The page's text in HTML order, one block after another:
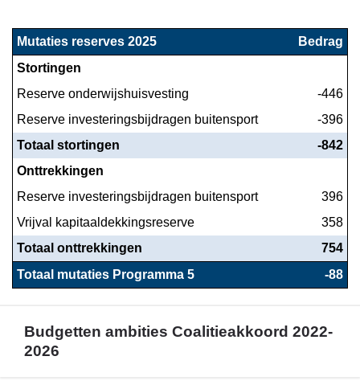
naar
Financieel
programma
reservemutaties
2025
Mutaties reserves 2025
Bedrag
Stortingen
Reserve onderwijshuisvesting
-446
Reserve investeringsbijdragen buitensport
-396
Totaal stortingen
-842
Onttrekkingen
Reserve investeringsbijdragen buitensport
396
Vrijval kapitaaldekkingsreserve
358
Totaal onttrekkingen
754
Totaal mutaties Programma 5
-88
Budgetten ambities Coalitieakkoord 2022-
2026